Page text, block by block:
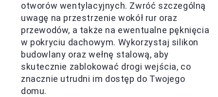
otworów wentylacyjnych. Zwróć szczególną
uwagę na przestrzenie wokół rur oraz
przewodów, a także na ewentualne pęknięcia
w pokryciu dachowym. Wykorzystaj silikon
budowlany oraz wełnę stalową, aby
skutecznie zablokować drogi wejścia, co
znacznie utrudni im dostęp do Twojego
domu.